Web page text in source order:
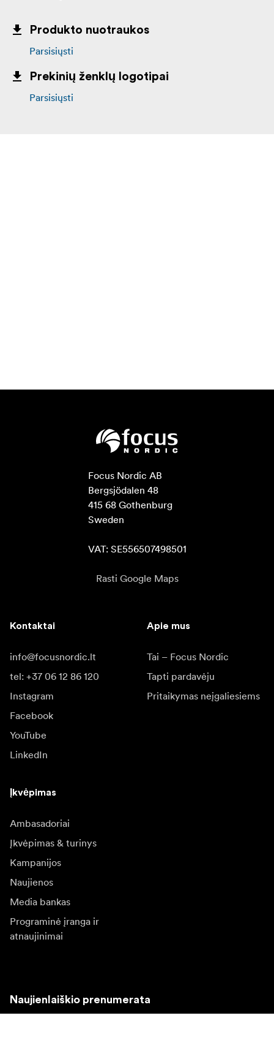
Produkto nuotraukos
Parsisiųsti
Prekinių ženklų logotipai
Parsisiųsti
Focus Nordic AB
Bergsjödalen 48
415 68 Gothenburg
Sweden
VAT: SE556507498501
Rasti Google Maps
Kontaktai
info@focusnordic.lt
tel: +37 06 12 86 120
Instagram
Facebook
YouTube
LinkedIn
Apie mus
Tai – Focus Nordic
Tapti pardavėju
Pritaikymas neįgaliesiems
Įkvėpimas
Ambasadoriai
Įkvėpimas & turinys
Kampanijos
Naujienos
Media bankas
Programinė įranga ir
atnaujinimai
Naujienlaiškio prenumerata